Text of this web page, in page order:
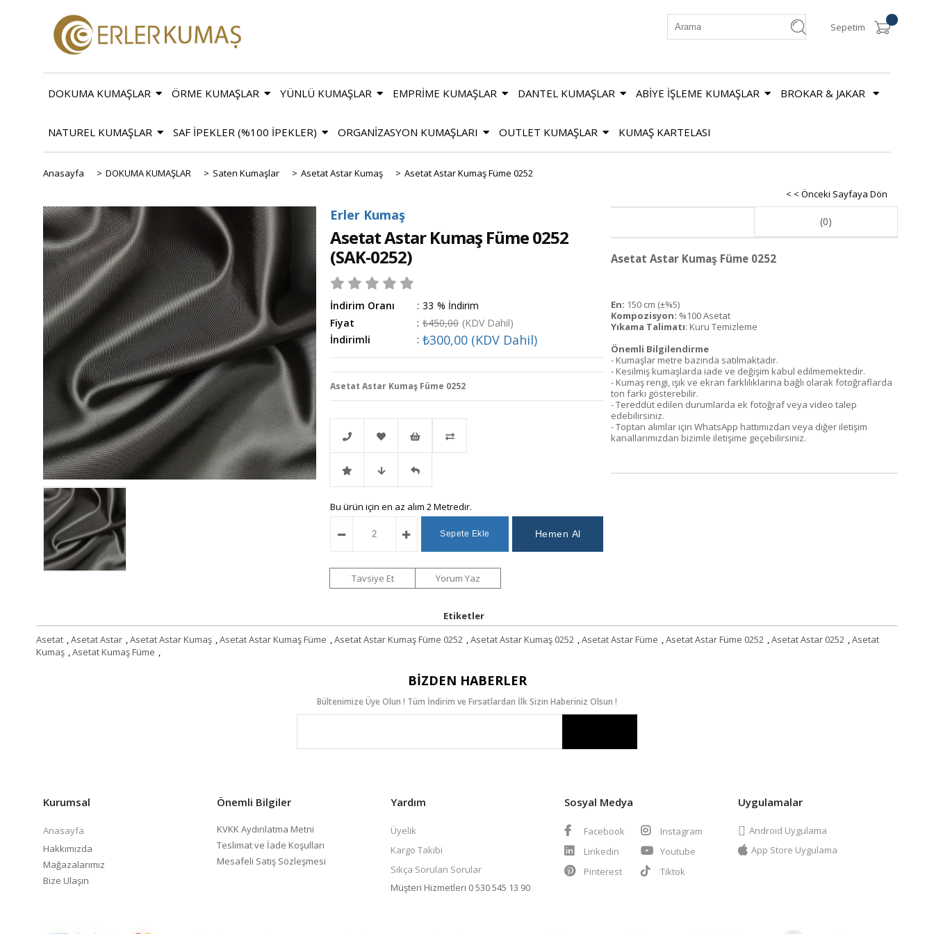
Sepetim
DOKUMA KUMAŞLAR ÖRME KUMAŞLAR YÜNLÜ KUMAŞLAR EMPRİME KUMAŞLAR DANTEL KUMAŞLAR ABİYE İŞLEME KUMAŞLAR BROKAR & JAKAR
NATUREL KUMAŞLAR SAF İPEKLER (%100 İPEKLER) ORGANİZASYON KUMAŞLARI OUTLET KUMAŞLAR KUMAŞ KARTELASI
Anasayfa > DOKUMA KUMAŞLAR > Saten Kumaşlar > Asetat Astar Kumaş > Asetat Astar Kumaş Füme 0252
< < Önceki Sayfaya Dön
Erler Kumaş
Asetat Astar Kumaş Füme 0252
(SAK-0252)
İndirim Oranı : %
33
İndirim
Fiyat
: ₺450,00 (KDV Dahil)
İndirimli
: ₺300,00 (KDV Dahil)
Asetat Astar Kumaş Füme 0252
Telefonla
Sipariş
Favorilere
Ekle
İstek
Listeme
Ekle
İndirimli Fiyat
Düşünce
Haber
Gelince
Haber
Bu ürün için en az alım 2 Metredir.
Tavsiye Et Yorum Yaz
(0)
Asetat Astar Kumaş Füme 0252
En: 150 cm (±%5)
Kompozisyon: %100 Asetat
Yıkama Talimatı: Kuru Temizleme
Önemli Bilgilendirme
- Kumaşlar metre bazında satılmaktadır.
- Kesilmiş kumaşlarda iade ve değişim kabul edilmemektedir.
- Kumaş rengi, ışık ve ekran farklılıklarına bağlı olarak fotoğraflarda
ton farkı gösterebilir.
- Tereddüt edilen durumlarda ek fotoğraf veya video talep
edebilirsiniz.
- Toptan alımlar için WhatsApp hattımızdan veya diğer iletişim
kanallarımızdan bizimle iletişime geçebilirsiniz.
Etiketler
Asetat ,Asetat Astar ,Asetat Astar Kumaş ,Asetat Astar Kumaş Füme ,Asetat Astar Kumaş Füme 0252 ,Asetat Astar Kumaş 0252 ,Asetat Astar Füme ,Asetat Astar Füme 0252 ,Asetat Astar 0252 ,Asetat
Kumaş ,Asetat Kumaş Füme ,
BIZDEN HABERLER
Bültenimize Üye Olun ! Tüm İndirim ve Fırsatlardan İlk Sizin Haberiniz Olsun !
Kurumsal
Anasayfa
Hakkımızda
Mağazalarımız
Bize Ulaşın
Önemli Bilgiler
KVKK Aydınlatma Metni
Teslimat ve İade Koşulları
Mesafeli Satış Sözleşmesi
Yardım
Üyelik
Kargo Takibi
Sıkça Sorulan Sorular
Müşteri Hizmetleri 0 530 545 13 90
Sosyal Medya
Facebook
Instagram
Linkedin
Youtube
Pinterest
Tiktok
Uygulamalar
Android Uygulama
App Store Uygulama